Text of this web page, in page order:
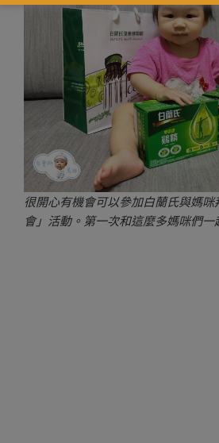
很開心有機會可以參加白蘭氏與媽
會」活動。第一次和這麼多媽咪們